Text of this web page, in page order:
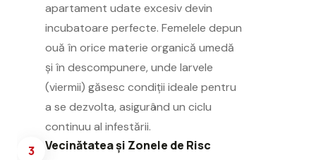
apartament udate excesiv devin
incubatoare perfecte. Femelele depun
ouă în orice materie organică umedă
și în descompunere, unde larvele
(viermii) găsesc condiții ideale pentru
a se dezvolta, asigurând un ciclu
continuu al infestării.
3 Vecinătatea și Zonele de Risc